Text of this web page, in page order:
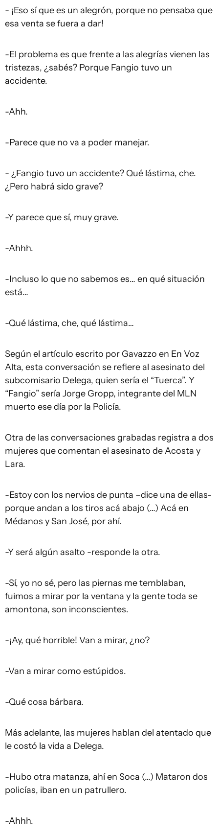
- ¡Eso sí que es un alegrón, porque no pensaba que
esa venta se fuera a dar!
-El problema es que frente a las alegrías vienen las
tristezas, ¿sabés? Porque Fangio tuvo un
accidente.
-Ahh.
-Parece que no va a poder manejar.
- ¿Fangio tuvo un accidente? Qué lástima, che.
¿Pero habrá sido grave?
-Y parece que sí, muy grave.
-Ahhh.
-Incluso lo que no sabemos es… en qué situación
está…
-Qué lástima, che, qué lástima…
Según el artículo escrito por Gavazzo en En Voz
Alta, esta conversación se refiere al asesinato del
subcomisario Delega, quien sería el “Tuerca”. Y
“Fangio” sería Jorge Gropp, integrante del MLN
muerto ese día por la Policía.
Otra de las conversaciones grabadas registra a dos
mujeres que comentan el asesinato de Acosta y
Lara.
-Estoy con los nervios de punta –dice una de ellas-
porque andan a los tiros acá abajo (…) Acá en
Médanos y San José, por ahí.
-Y será algún asalto -responde la otra.
-Sí, yo no sé, pero las piernas me temblaban,
fuimos a mirar por la ventana y la gente toda se
amontona, son inconscientes.
-¡Ay, qué horrible! Van a mirar, ¿no?
-Van a mirar como estúpidos.
-Qué cosa bárbara.
Más adelante, las mujeres hablan del atentado que
le costó la vida a Delega.
-Hubo otra matanza, ahí en Soca (…) Mataron dos
policías, iban en un patrullero.
-Ahhh.